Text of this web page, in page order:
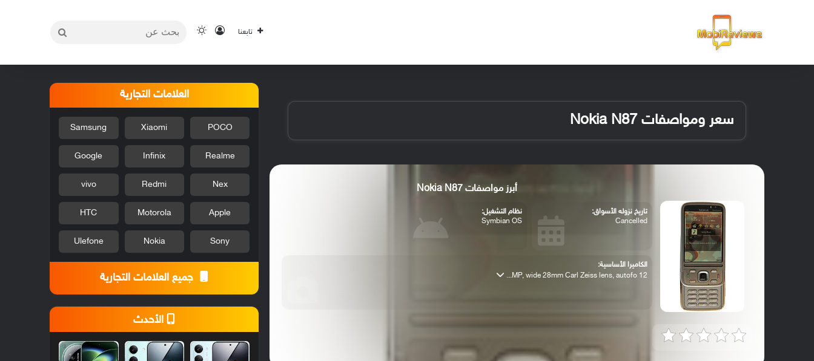
تابعنا تسجيل الدخول
الوضع المظلم
سعر ومواصفات Nokia N87
أبرز مواصفات Nokia N87
تاريخ نزوله الأسواق:
Cancelled
نظام التشغيل:
Symbian OS
الكاميرا الأساسية:
12 MP, wide 28mm Carl Zeiss lens, autofo...
العلامات التجارية
POCO
Xiaomi
Samsung
Realme
Infinix
Google
Nex
Redmi
vivo
Apple
Motorola
HTC
Sony
Nokia
Ulefone
جميع العلامات التجارية
الأحدث